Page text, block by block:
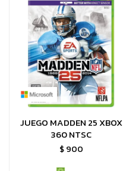
JUEGO MADDEN 25 XBOX
360 NTSC
$ 900